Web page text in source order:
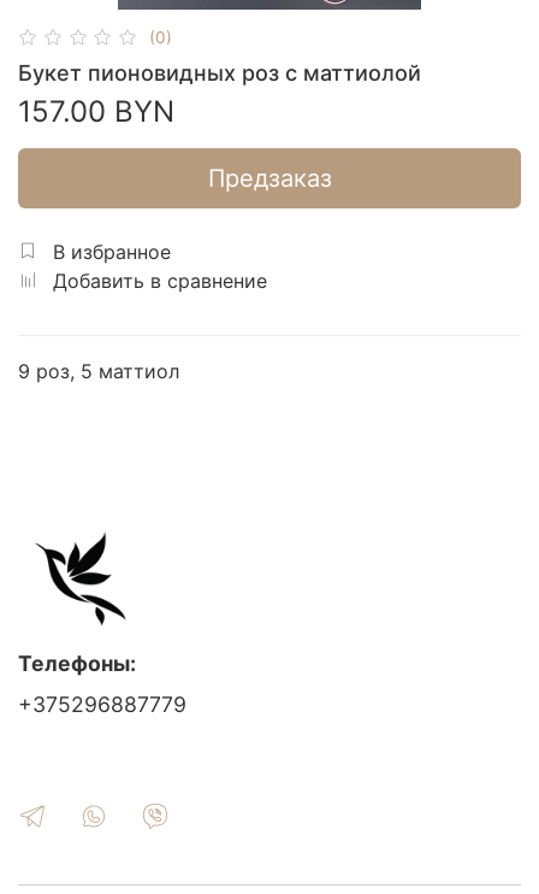
(0)
Букет пионовидных роз с маттиолой
157.00 BYN
Предзаказ
В избранное
Добавить в сравнение
9 роз, 5 маттиол
Телефоны:
+375296887779